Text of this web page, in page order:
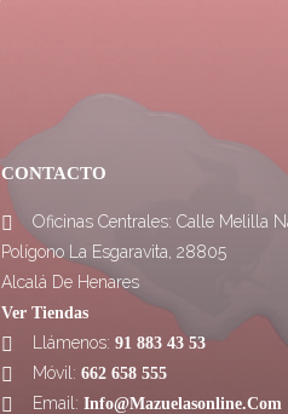
CONTACTO

Oficinas Centrales: Calle Melilla
Polígono La Esgaravita, 28805
Alcalá De Henares
Ver Tiendas
 Llámenos: 91 883 43 53
 Móvil: 662 658 555
 Email: Info@mazuelasonline.com